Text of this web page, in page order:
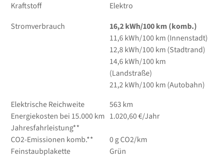
Kraftstoff
Elektro
Stromverbrauch
16,2 kWh/100 km (komb.)
11,6 kWh/100 km (Innenstadt)
12,8 kWh/100 km (Stadtrand)
14,6 kWh/100 km
(Landstraße)
21,2 kWh/100 km (Autobahn)
Elektrische Reichweite
563 km
Energiekosten bei 15.000 km
Jahresfahrleistung**
1.020,60 €/Jahr
CO2-Emissionen komb.**
0 g CO2/km
Feinstaubplakette
Grün